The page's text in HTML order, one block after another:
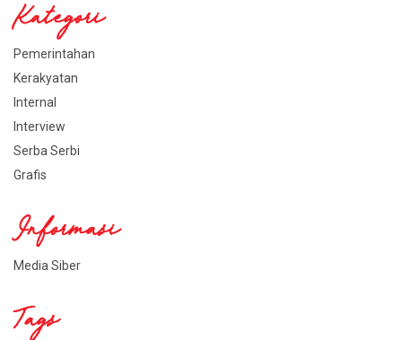
Kategori
Pemerintahan
Kerakyatan
Internal
Interview
Serba Serbi
Grafis
Informasi
Media Siber
Tags